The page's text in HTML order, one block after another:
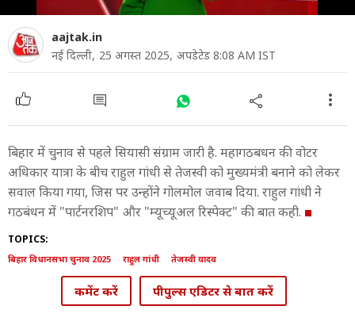
aajtak.in
नई दिल्ली, 25 अगस्त 2025, अपडेटेड 8:08 AM IST
बिहार में चुनाव से पहले सियासी संग्राम जारी है. महागठबधन की वोटर
अधिकार यात्रा के बीच राहुल गांधी से तेजस्वी को मुख्यमंत्री बनाने को लेकर
सवाल किया गया, जिस पर उन्होंने गोलमोल जवाब दिया. राहुल गांधी ने
गठबंधन में "पार्टनरशिप" और "म्यूच्यूअल रिस्पेक्ट" की बात कही.
TOPICS:
बिहार विधानसभा चुनाव 2025 राहुल गांधी तेजस्वी यादव
कमेंट करें पीपुल्स एडिटर से बात करें